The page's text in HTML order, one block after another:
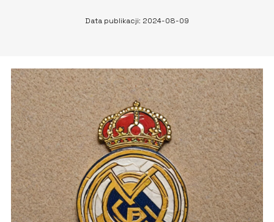
Data publikacji: 2024-08-09